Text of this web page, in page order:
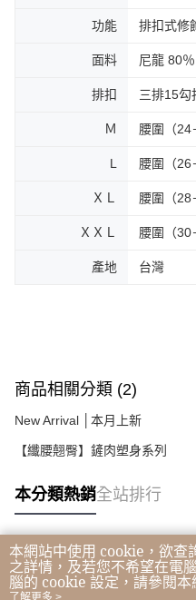
功能 排扣式修
面料 尼龍 80
排扣 三排15勾
Ｍ 腰圍（24
L 腰圍（26
ＸＬ 腰圍（28
ＸＸＬ 腰圍（30
產地 台灣
商品相關分類 (2)
New Arrival │本月上新
【纖腰翹臀】鏟肉塑身系列
本分類熱銷全站排行
熱門標籤
本網站中使用 cookie，欲查
之詳情，及若您不希望在電
腦的 cookie 設定，請參閱本
了解更多 >